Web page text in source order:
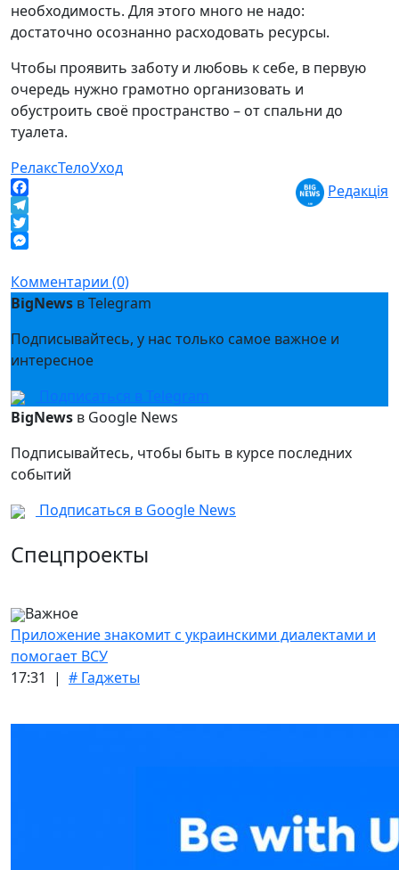
необходимость. Для этого много не надо:
достаточно осознанно расходовать ресурсы.
Чтобы проявить заботу и любовь к себе, в первую
очередь нужно грамотно организовать и
обустроить своё пространство – от спальни до
туалета.
РелаксТелоУход
Facebook
Telegram
Twitter
Редакція
Комментарии (0)
BigNews в Telegram
Подписывайтесь, у нас только самое важное и
интересное
Подписаться в Telegram
BigNews в Google News
Подписывайтесь, чтобы быть в курсе последних
событий
Подписаться в Google News
Спецпроекты
Важное
Приложение знакомит с украинскими диалектами и
помогает ВСУ
17:31 | # Гаджеты